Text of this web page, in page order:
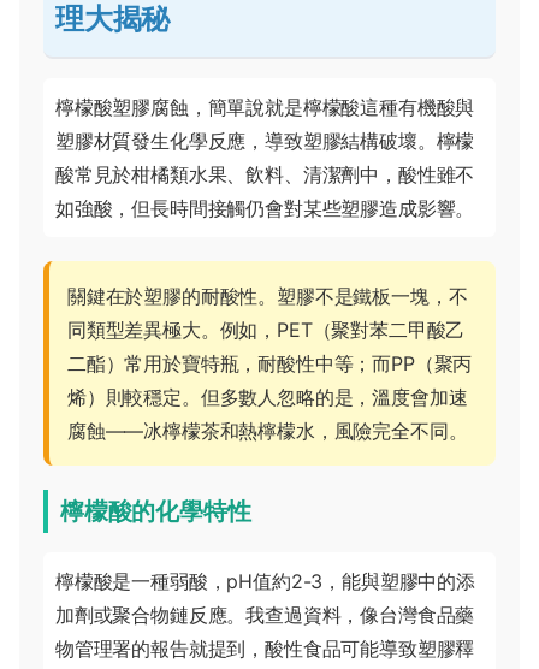
理大揭秘
檸檬酸塑膠腐蝕，簡單說就是檸檬酸這種有機酸與
塑膠材質發生化學反應，導致塑膠結構破壞。檸檬
酸常見於柑橘類水果、飲料、清潔劑中，酸性雖不
如強酸，但長時間接觸仍會對某些塑膠造成影響。
關鍵在於塑膠的耐酸性。塑膠不是鐵板一塊，不
同類型差異極大。例如，PET（聚對苯二甲酸乙
二酯）常用於寶特瓶，耐酸性中等；而PP（聚丙
烯）則較穩定。但多數人忽略的是，溫度會加速
腐蝕——冰檸檬茶和熱檸檬水，風險完全不同。
檸檬酸的化學特性
檸檬酸是一種弱酸，pH值約2-3，能與塑膠中的添
加劑或聚合物鏈反應。我查過資料，像台灣食品藥
物管理署的報告就提到，酸性食品可能導致塑膠釋